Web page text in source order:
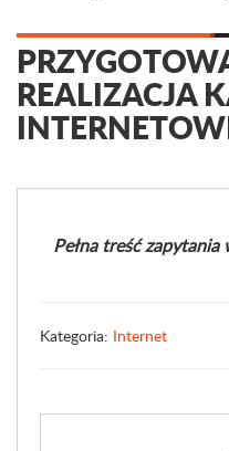
REALIZACJA
Pełna treść
Kategoria: Internet